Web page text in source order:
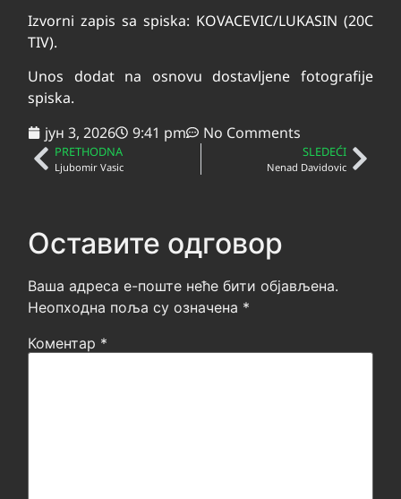
Izvorni zapis sa spiska: KOVACEVIC/LUKASIN (20C
TIV).
Unos dodat na osnovu dostavljene fotografije
spiska.
јун 3, 2026
9:41 pm No Comments
PRETHODNA
Ljubomir Vasic
SLEDEĆI
Nenad Davidovic
Оставите одговор
Ваша адреса е-поште неће бити објављена.
Неопходна поља су означена *
Коментар *